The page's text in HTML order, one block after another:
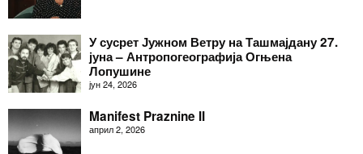
У сусрет Јужном Ветру на Ташмајдану 27.
јуна – Антропогеографија Огњена
Лопушине
јун 24, 2026
Manifest Praznine II
април 2, 2026